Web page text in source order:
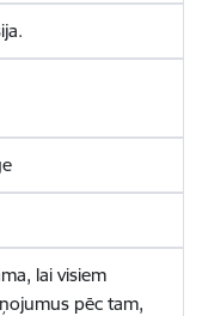
lai visiem
pēc tam,